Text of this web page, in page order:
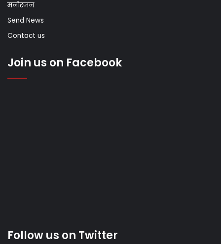
मनोरंजन
Send News
Contact us
Join us on Facebook
Follow us on Twitter